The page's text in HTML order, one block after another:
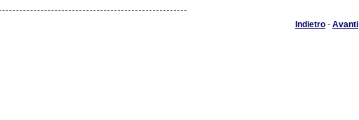
Indietro - Avanti